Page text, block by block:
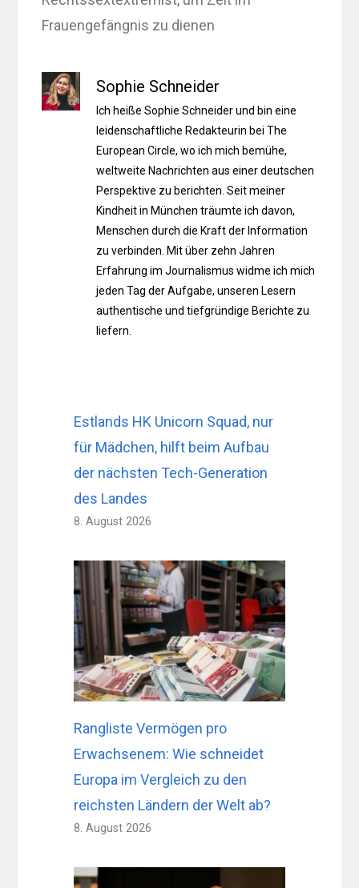
Frauengefängnis zu dienen
Sophie Schneider
Ich heiße Sophie Schneider und bin eine
leidenschaftliche Redakteurin bei The
European Circle, wo ich mich bemühe,
weltweite Nachrichten aus einer deutschen
Perspektive zu berichten. Seit meiner
Kindheit in München träumte ich davon,
Menschen durch die Kraft der Information
zu verbinden. Mit über zehn Jahren
Erfahrung im Journalismus widme ich mich
jeden Tag der Aufgabe, unseren Lesern
authentische und tiefgründige Berichte zu
liefern.
Estlands HK Unicorn Squad, nur
für Mädchen, hilft beim Aufbau
der nächsten Tech-Generation
des Landes
8. August 2026
Rangliste Vermögen pro
Erwachsenem: Wie schneidet
Europa im Vergleich zu den
reichsten Ländern der Welt ab?
8. August 2026